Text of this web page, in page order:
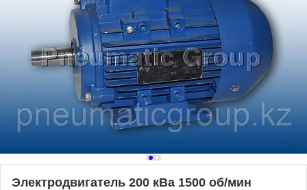
Электродвигатель 200 кВа 1500 об/мин